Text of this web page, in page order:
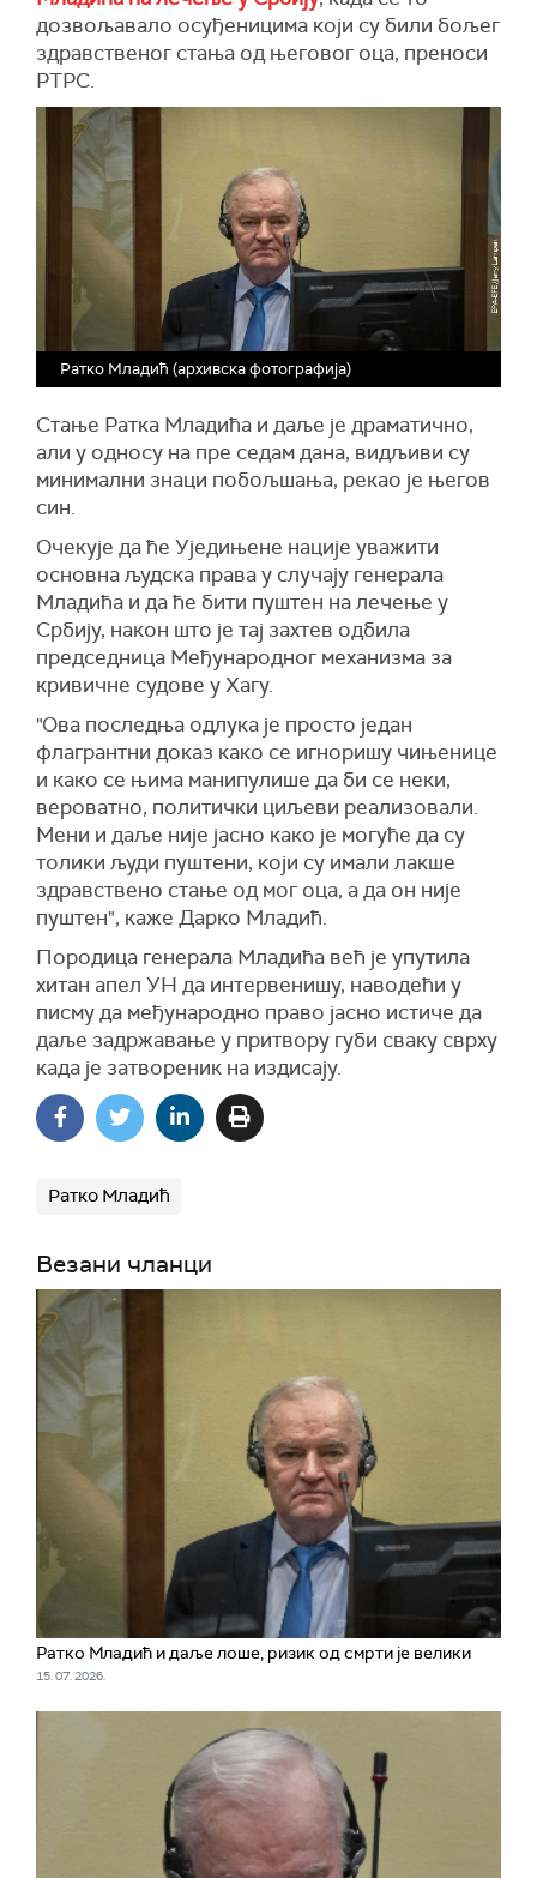
дозвољавало осуђеницима који су били бољег
здравственог стања од његовог оца, преноси
РТРС.
Ратко Младић (архивска фотографија)
Стање Ратка Младића и даље је драматично,
али у односу на пре седам дана, видљиви су
минимални знаци побољшања, рекао је његов
син.
Очекује да ће Уједињене нације уважити
основна људска права у случају генерала
Младића и да ће бити пуштен на лечење у
Србију, након што је тај захтев одбила
председница Међународног механизма за
кривичне судове у Хагу.
"Ова последња одлука је просто један
флагрантни доказ како се игноришу чињенице
и како се њима манипулише да би се неки,
вероватно, политички циљеви реализовали.
Мени и даље није јасно како је могуће да су
толики људи пуштени, који су имали лакше
здравствено стање од мог оца, а да он није
пуштен", каже Дарко Младић.
Породица генерала Младића већ је упутила
хитан апел УН да интервенишу, наводећи у
писму да међународно право јасно истиче да
даље задржавање у притвору губи сваку сврху
када је затвореник на издисају.
Ратко Младић
Везани чланци
Ратко Младић и даље лоше, ризик од смрти је велики
15. 07. 2026.